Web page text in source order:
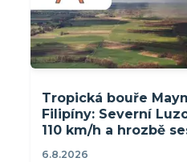
Tropická bouře
Filipíny: Severní
110 km/h a hrozbě
6.8.2026